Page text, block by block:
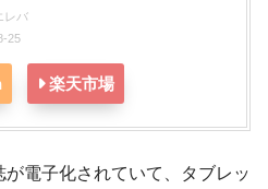
レバ
25
楽天市場
電子化されていて、タブレッ